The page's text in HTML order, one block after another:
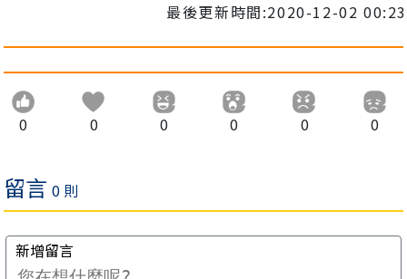
最後更新時間:2020-12-02 00:23
0 0 0 0 0 0